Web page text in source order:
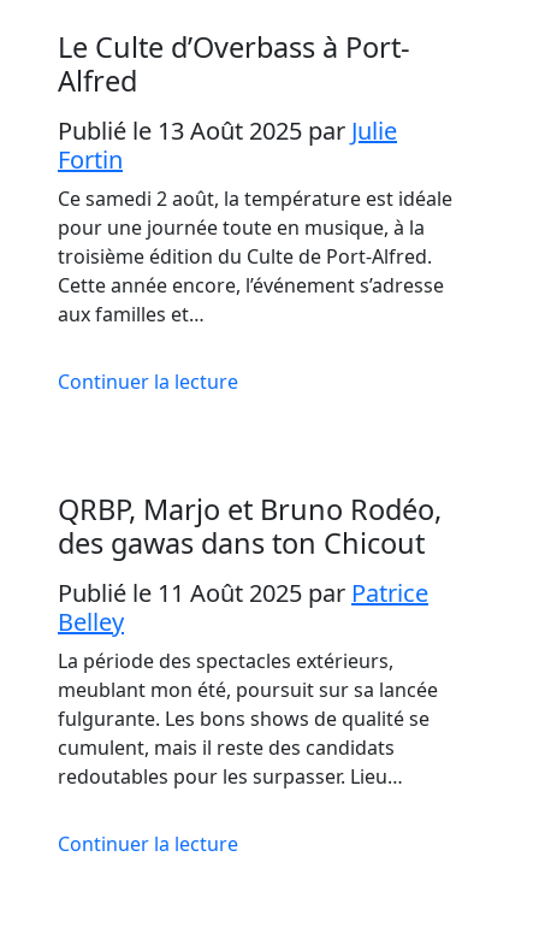
Le Culte d’Overbass à Port-
Alfred
Publié le 13 Août 2025 par Julie
Fortin
Ce samedi 2 août, la température est idéale
pour une journée toute en musique, à la
troisième édition du Culte de Port-Alfred.
Cette année encore, l’événement s’adresse
aux familles et…
Continuer la lecture
QRBP, Marjo et Bruno Rodéo,
des gawas dans ton Chicout
Publié le 11 Août 2025 par Patrice
Belley
La période des spectacles extérieurs,
meublant mon été, poursuit sur sa lancée
fulgurante. Les bons shows de qualité se
cumulent, mais il reste des candidats
redoutables pour les surpasser. Lieu…
Continuer la lecture